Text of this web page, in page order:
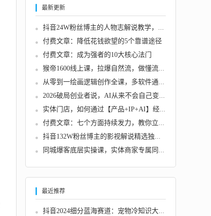
最新更新
抖音24W粉丝博主的人物志解说教学，从内容打磨...
付费文章：降低花钱欲望的5个靠谱途径
付费文章：成为强者的10大核心法门
猴帝1600线上课，拉爆自然流，做懂流量的主播...
从零到一绘画逻辑创作全课，多软件通用绘画技...
2026破局创业者说，AI从来不会自己变成钱，是...
实体门店，如何通过【产品+IP+AI】经营实现门...
付费文章：七个方面持续发力，教你立足现有岗...
抖音132W粉丝博主的影视解说精选独家教学，不...
同城爆客底层实操课，实体商家专属同城流量打...
最近推荐
抖音2024细分蓝海赛道：宠物冷知识大全，收益...